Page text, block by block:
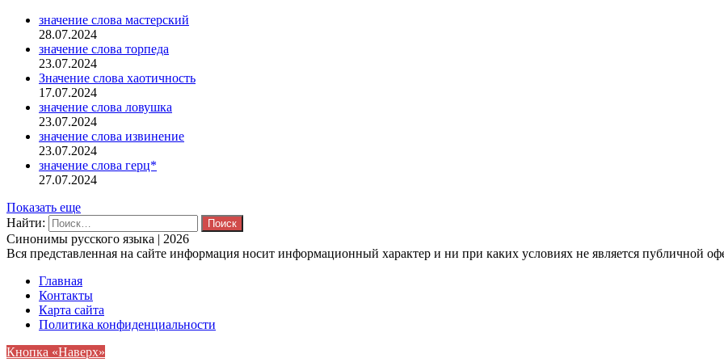
значение слова мастерский
28.07.2024
значение слова торпеда
23.07.2024
Значение слова хаотичность
17.07.2024
значение слова ловушка
23.07.2024
значение слова извинение
23.07.2024
значение слова герц*
27.07.2024
Показать еще
Найти:
Синонимы русского языка | 2026
Вся представленная на сайте информация носит информационный характер и ни при каких условиях не является публичной
Главная
Контакты
Карта сайта
Политика конфиденциальности
Кнопка «Наверх»